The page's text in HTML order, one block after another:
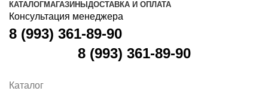
КАТАЛОГМАГАЗИНЫ ДОСТАВКА И ОПЛАТА
Консультация менеджера
8 (993) 361-89-90
8 (993) 361-89-90
Каталог